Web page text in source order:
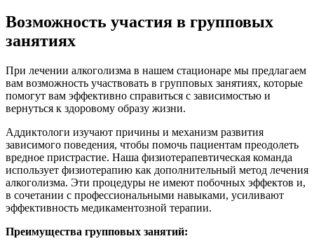
Возможность участия в групповых
занятиях
При лечении алкоголизма в нашем стационаре мы предлагаем
вам возможность участвовать в групповых занятиях, которые
помогут вам эффективно справиться с зависимостью и
вернуться к здоровому образу жизни.
Аддиктологи изучают причины и механизм развития
зависимого поведения, чтобы помочь пациентам преодолеть
вредное пристрастие. Наша физиотерапевтическая команда
использует физиотерапию как дополнительный метод лечения
алкоголизма. Эти процедуры не имеют побочных эффектов и,
в сочетании с профессиональными навыками, усиливают
эффективность медикаментозной терапии.
Преимущества групповых занятий: